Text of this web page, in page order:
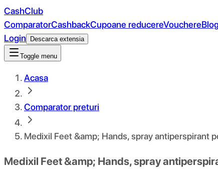
CashClub
ComparatorCashbackCupoane reducereVouchere
Login
Descarca extensia
Toggle menu
Acasa
Comparator preturi
Medixil Feet &amp; Hands, spray antiperspirant
Medixil Feet &amp; Hands, spray